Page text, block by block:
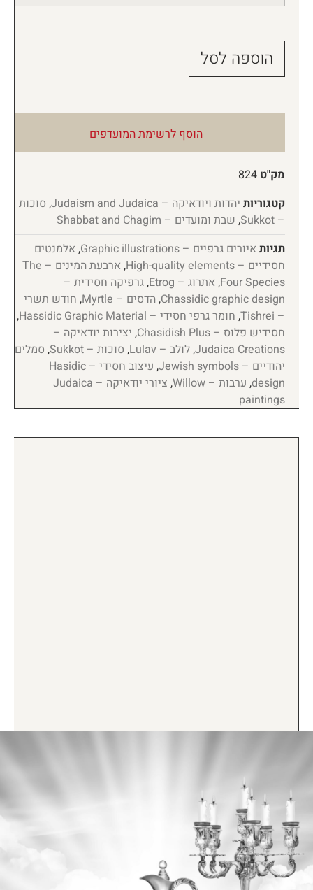
הוספה לסל
הוסף לרשימת המועדפים
מק"ט 824
קטגוריות יהדות ויודאיקה – Judaism and Judaica , סוכות
– Sukkot
, שבת ומועדים – Shabbat and Chagim
תגיות איורים גרפיים – Graphic illustrations , אלמנטים
חסידיים – High-quality elements
,
ארבעת המינים – The
Four Species
, אתרוג – Etrog ,גרפיקה חסידית –
Chassidic graphic design
,הדסים – Myrtle , חודש תשרי
– Tishrei
, חומר גרפי חסידי – Hassidic Graphic Material
,
חסידיש פלוס – Chasidish Plus
, יצירות יודאיקה –
Judaica Creations
,לולב – Lulav , סוכות – Sukkot , סמלים
יהודיים – Jewish symbols
,
עיצוב חסידי – Hasidic
design
, ערבות – Willow ,
ציורי יודאיקה – Judaica
paintings